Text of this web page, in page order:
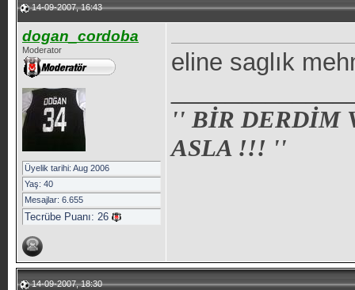
14-09-2007, 16:43
dogan_cordoba
Moderator
Üyelik tarihi: Aug 2006
Yaş: 40
Mesajlar: 6.655
Tecrübe Puanı: 26
eline saglık
'' BİR DERDİM
ASLA !!! ''
14-09-2007, 18:30